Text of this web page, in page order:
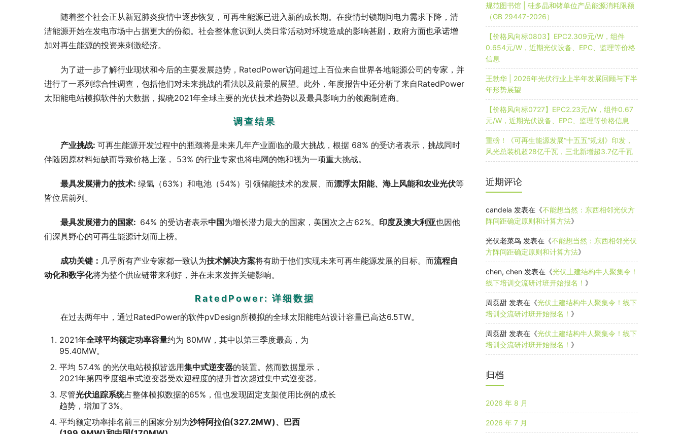
随着整个社会正从新冠肺炎疫情中逐步恢复，可再生能源已进入新的成长期。在疫情封锁期间电力需求下降，清
洁能源开始在发电市场中占据更大的份额。社会整体意识到人类日常活动对环境造成的影响甚剧，政府方面也承诺增
加对再生能源的投资来刺激经济。
为了进一步了解行业现状和今后的主要发展趋势，RatedPower访问超过上百位来自世界各地能源公司的专家，并
进行了一系列综合性调查，包括他们对未来挑战的看法以及前景的展望。此外，年度报告中还分析了来自RatedPower
太阳能电站模拟软件的大数据，揭晓2021年全球主要的光伏技术趋势以及最具影响力的领跑制造商。
调查结果
产业挑战: 可再生能源开发过程中的瓶颈将是未来几年产业面临的最大挑战，根据 68% 的受访者表示，挑战同时
伴随因原材料短缺而导致价格上涨， 53% 的行业专家也将电网的饱和视为一项重大挑战。
最具发展潜力的技术: 绿氢（63%）和电池（54%）引领储能技术的发展、而漂浮太阳能、海上风能和农业光伏等
皆位居前列。
最具发展潜力的国家: 64% 的受访者表示中国为增长潜力最大的国家，美国次之占62%。 印度及澳大利亚也因他
们深具野心的可再生能源计划而上榜。
成功关键： 几乎所有产业专家都一致认为技术解决方案将有助于他们实现未来可再生能源发展的目标。而流程自
动化和数字化将为整个供应链带来利好，并在未来发挥关键影响。
RatedPower: 详细数据
在过去两年中，通过RatedPower的软件pvDesign所模拟的全球太阳能电站设计容量已高达6.5TW。
2021年全球平均额定功率容量约为 80MW，其中以第三季度最高，为
95.40MW。
平均 57.4% 的光伏电站模拟皆选用集中式逆变器的装置。然而数据显示，
2021年第四季度组串式逆变器受欢迎程度的提升首次超过集中式逆变器。
尽管光伏追踪系统占整体模拟数据的65%，但也发现固定支架使用比例的成长
趋势，增加了3%。
平均额定功率排名前三的国家分别为沙特阿拉伯(327.2MW)、巴西
规范图书馆 | 硅多晶和锗单位产品能源消耗限额
（GB 29447-2026）
【价格风向标0803】EPC2.309元/W，组件
0.654元/W，近期光伏设备、EPC、监理等价格
信息
王勃华 | 2026年光伏行业上半年发展回顾与下半
年形势展望
【价格风向标0727】EPC2.23元/W，组件0.67
元/W，近期光伏设备、EPC、监理等价格信息
重磅！《可再生能源发展“十五五”规划》印发，
风光总装机超28亿千瓦，三北新增超3.7亿千瓦
近期评论
candela 发表在《不能想当然：东西相邻光伏方
阵间距确定原则和计算方法》
光伏老菜鸟 发表在《不能想当然：东西相邻光伏
方阵间距确定原则和计算方法》
chen, chen 发表在《光伏土建结构牛人聚集令！
线下培训交流研讨班开始报名！ 》
周磊甜 发表在《光伏土建结构牛人聚集令！线下
培训交流研讨班开始报名！ 》
周磊甜 发表在《光伏土建结构牛人聚集令！线下
培训交流研讨班开始报名！ 》
归档
2026 年 8 月
2026 年 7 月